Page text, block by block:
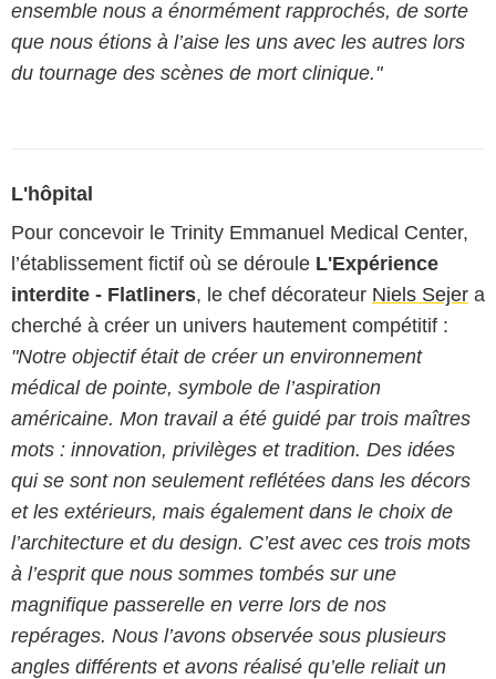
ensemble nous a énormément rapprochés, de sorte
que nous étions à l’aise les uns avec les autres lors
du tournage des scènes de mort clinique."
L'hôpital
Pour concevoir le Trinity Emmanuel Medical Center,
l’établissement fictif où se déroule L'Expérience
interdite - Flatliners, le chef décorateur Niels Sejer a
cherché à créer un univers hautement compétitif :
"Notre objectif était de créer un environnement
médical de pointe, symbole de l’aspiration
américaine. Mon travail a été guidé par trois maîtres
mots : innovation, privilèges et tradition. Des idées
qui se sont non seulement reflétées dans les décors
et les extérieurs, mais également dans le choix de
l’architecture et du design. C’est avec ces trois mots
à l’esprit que nous sommes tombés sur une
magnifique passerelle en verre lors de nos
repérages. Nous l’avons observée sous plusieurs
angles différents et avons réalisé qu’elle reliait un